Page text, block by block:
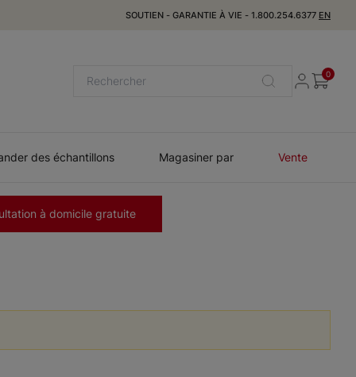
SOUTIEN - GARANTIE À VIE - 1.800.254.6377 EN
0
des échantillons Magasiner par Vente
à domicile gratuite